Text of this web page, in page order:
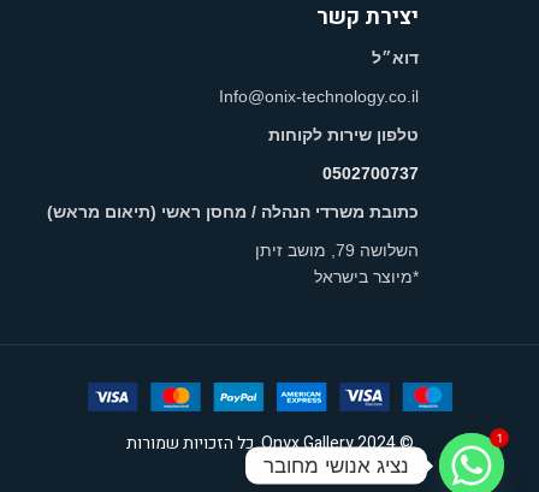
יצירת קשר
דוא״ל
Info@onix-technology.co.il
טלפון שירות לקוחות
0502700737
כתובת משרדי הנהלה / מחסן ראשי (תיאום מראש)
השלושה 79, מושב זיתן
*מיוצר בישראל
© 2024 Onyx Gallery. כל הזכויות שמורות 1
נציג אנושי מחובר